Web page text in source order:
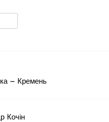
– Кремень
Кочін